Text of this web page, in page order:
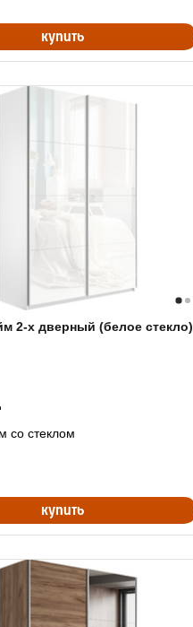
купить
2-х дверный (белое стекло)
купить
со стеклом